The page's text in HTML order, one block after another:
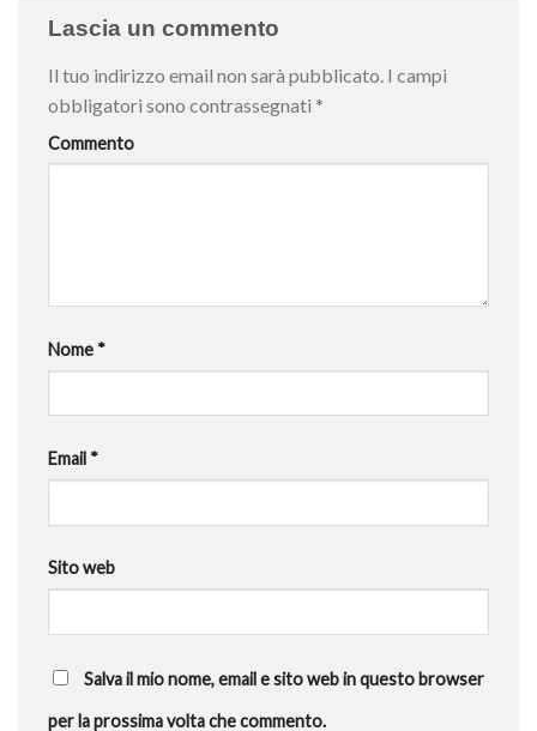
Lascia un commento
Il tuo indirizzo email non sarà pubblicato. I campi
obbligatori sono contrassegnati *
Commento
Nome *
Email *
Sito web
Salva il mio nome, email e sito web in questo browser
per la prossima volta che commento.